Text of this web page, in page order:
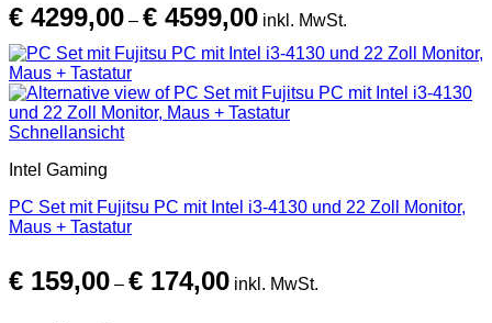
€ 4299,00 – € 4599,00€ 4299,00
€ 4599,00
inkl. MwSt.
Schnellansicht
Intel Gaming
PC Set mit Fujitsu PC mit Intel i3-4130 und 22 Zoll Monitor,
Maus + Tastatur
€ 159,00 – € 174,00€ 159,00
inkl. MwSt.